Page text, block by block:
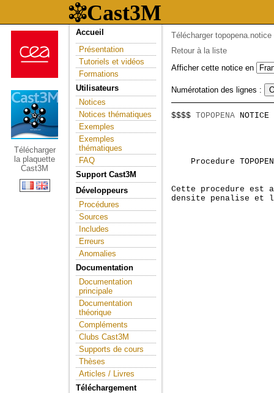
Télécharger
la plaquette
Cast3M
Accueil
Présentation
Tutoriels et vidéos
Formations
Utilisateurs
Notices
Notices thématiques
Exemples
Exemples
thématiques
FAQ
Support Cast3M
Développeurs
Procédures
Sources
Includes
Erreurs
Anomalies
Documentation
Documentation
principale
Documentation
théorique
Compléments
Clubs Cast3M
Supports de cours
Thèses
Articles / Livres
Téléchargement
Télécharger topopena.notice
Retour à la liste
Afficher cette notice en
Numérotation des lignes :
$$$$ TOPOPENA
Procedure
Cette procedure est
densite penalise et